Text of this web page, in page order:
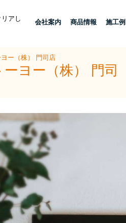
アし
会社案内 商品情報 施工例
ー（株） 門司店
ヨー（株） 門司